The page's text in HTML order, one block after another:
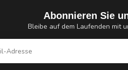
Abonnieren Sie
Bleibe auf dem Laufenden mit